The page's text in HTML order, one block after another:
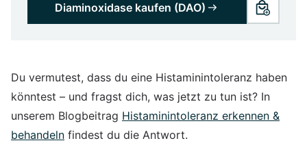
Diaminoxidase kaufen (DAO)
Du vermutest, dass du eine Histaminintoleranz haben
könntest – und fragst dich, was jetzt zu tun ist? In
unserem Blogbeitrag Histaminintoleranz erkennen &
behandeln findest du die Antwort.